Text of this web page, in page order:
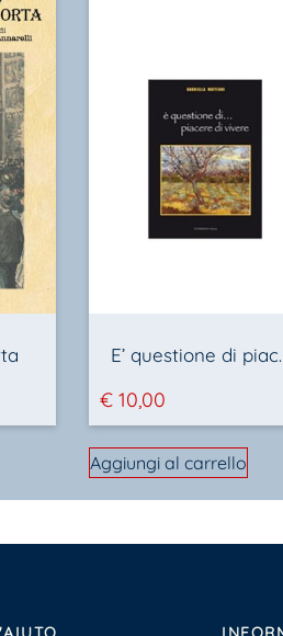
E’
€10,00
Aggiungi al carrello